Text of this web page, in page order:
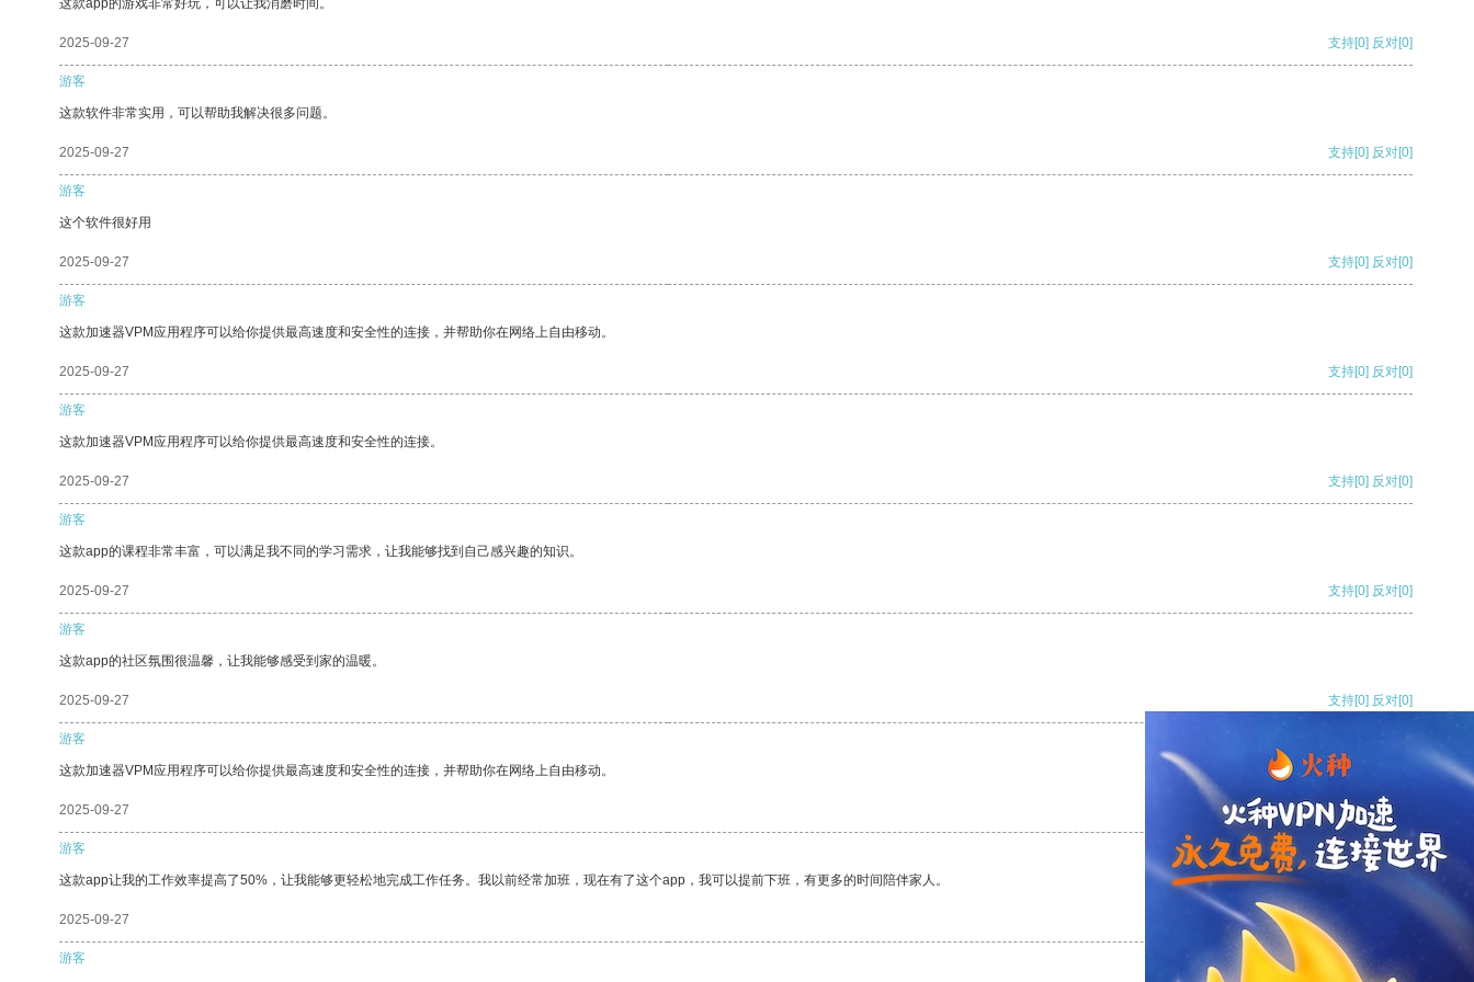
这款app的游戏非常好玩，可以让我消磨时间。
2025-09-27 支持[0] 反对[0]
游客
这款软件非常实用，可以帮助我解决很多问题。
2025-09-27 支持[0] 反对[0]
游客
这个软件很好用
2025-09-27 支持[0] 反对[0]
游客
这款加速器VPM应用程序可以给你提供最高速度和安全性的连接，并帮助你在网络上自由移动。
2025-09-27 支持[0] 反对[0]
游客
这款加速器VPM应用程序可以给你提供最高速度和安全性的连接。
2025-09-27 支持[0] 反对[0]
游客
这款app的课程非常丰富，可以满足我不同的学习需求，让我能够找到自己感兴趣的知识。
2025-09-27 支持[0] 反对[0]
游客
这款app的社区氛围很温馨，让我能够感受到家的温暖。
2025-09-27 支持[0] 反对[0]
游客
这款加速器VPM应用程序可以给你提供最高速度和安全性的连接，并帮助你在网络上自由移动。
2025-09-27 支持[0] 反对
游客
这款app让我的工作效率提高了50%，让我能够更轻松地完成工作任务。我以前经常加班，现在有了这个app，我可以提前下班，有更多的时间陪伴家人。
2025-09-27 支持
游客